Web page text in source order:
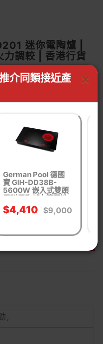
迷你電陶爐 |
調較 | 香港行貨
電陶爐
產品
,
×
介同類接近產
German Pool 德國
寶 GIH-DD38B-
5600W 嵌入式雙頭
電磁電陶爐 | 德國進
口陶瓷玻璃面板 | 適
合任何鍋具 | 香港行
$4,410 $9,000